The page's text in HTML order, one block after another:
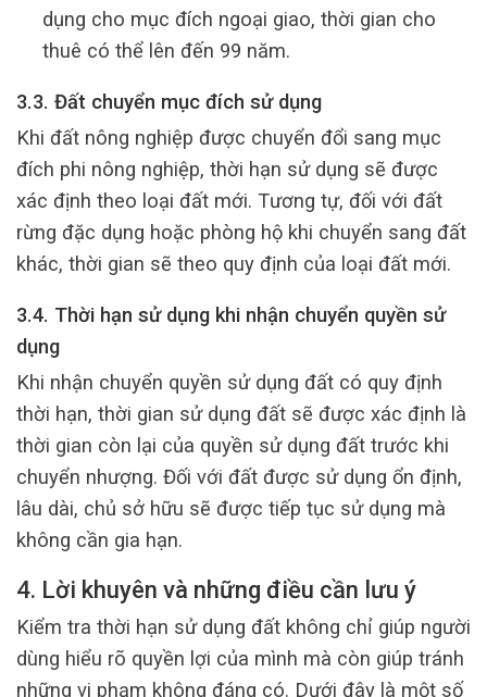
dụng cho mục đích ngoại giao, thời gian cho
thuê có thể lên đến 99 năm.
3.3. Đất chuyển mục đích sử dụng
Khi đất nông nghiệp được chuyển đổi sang mục
đích phi nông nghiệp, thời hạn sử dụng sẽ được
xác định theo loại đất mới. Tương tự, đối với đất
rừng đặc dụng hoặc phòng hộ khi chuyển sang đất
khác, thời gian sẽ theo quy định của loại đất mới.
3.4. Thời hạn sử dụng khi nhận chuyển quyền sử
dụng
Khi nhận chuyển quyền sử dụng đất có quy định
thời hạn, thời gian sử dụng đất sẽ được xác định là
thời gian còn lại của quyền sử dụng đất trước khi
chuyển nhượng. Đối với đất được sử dụng ổn định,
lâu dài, chủ sở hữu sẽ được tiếp tục sử dụng mà
không cần gia hạn.
4. Lời khuyên và những điều cần lưu ý
Kiểm tra thời hạn sử dụng đất không chỉ giúp người
dùng hiểu rõ quyền lợi của mình mà còn giúp tránh
những vi phạm không đáng có. Dưới đây là một số